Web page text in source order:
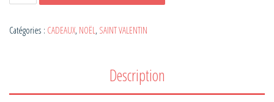
Catégories : CADEAUX, NOËL , SAINT VALENTIN
Description